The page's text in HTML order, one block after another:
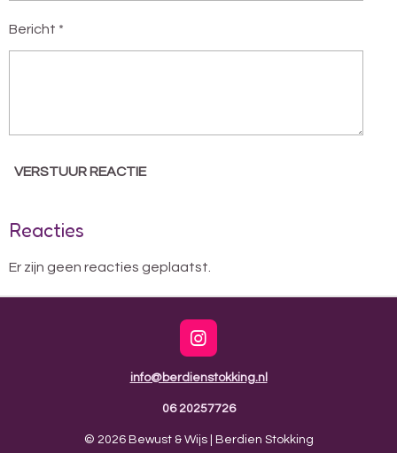
Bericht *
VERSTUUR REACTIE
Reacties
Er zijn geen reacties geplaatst.
I
S
A
R
info@berdienstokking.nl
06 20257726
© 2026 Bewust & Wijs | Berdien Stokking